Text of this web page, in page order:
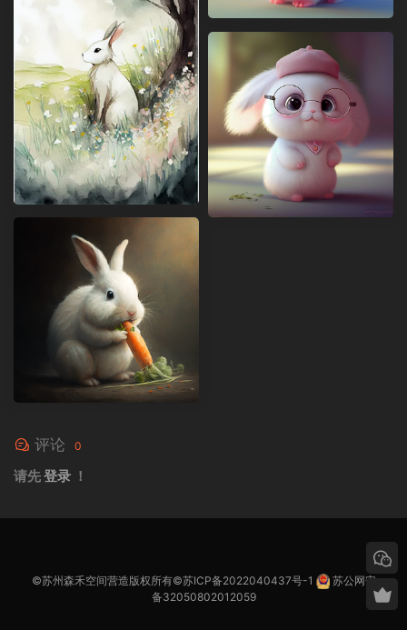
评论 0
请先登录 ！
©苏州森禾空间营造版权所有©苏ICP备2022040437号-1
苏公网安
备32050802012059